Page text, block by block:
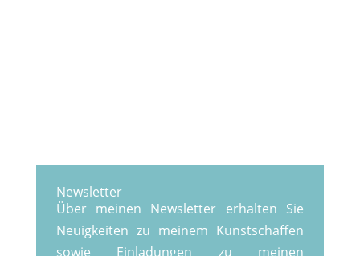
Newsletter
Über meinen Newsletter erhalten Sie
Neuigkeiten zu meinem Kunstschaffen
sowie Einladungen zu meinen